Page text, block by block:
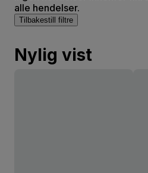
alle hendelser.
Tilbakestill filtre
Nylig vist